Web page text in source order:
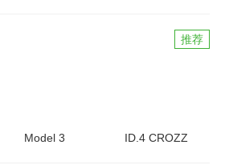
推荐
Model 3 ID.4 CROZZ